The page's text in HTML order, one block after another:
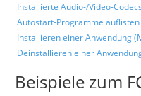
Installierte Audio-/Video-Codecs
Autostart-Programme auflisten
Installieren einer Anwendung
Deinstallieren einer
Beispiele zum